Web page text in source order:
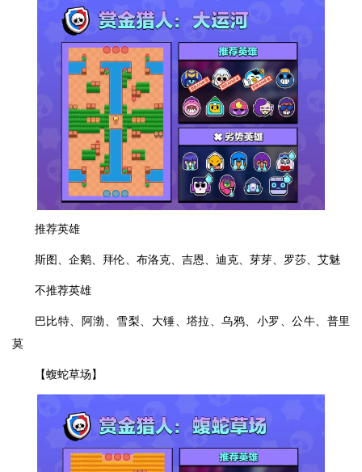
推荐英雄
斯图、企鹅、拜伦、布洛克、吉恩、迪克、芽芽、罗莎、艾魅
不推荐英雄
巴比特、阿渤、雪梨、大锤、塔拉、乌鸦、小罗、公牛、普里
莫
【蝮蛇草场】